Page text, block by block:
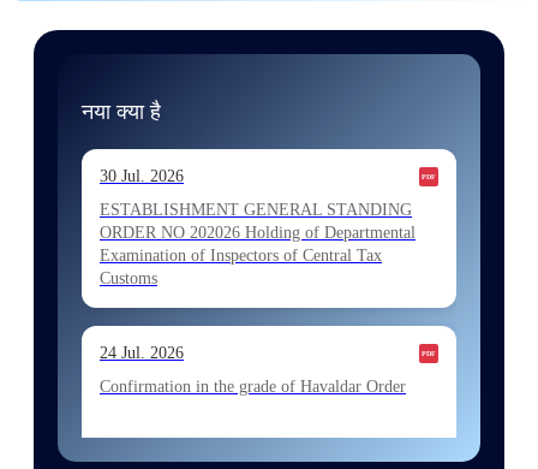
नया क्या है
30 Jul. 2026
ESTABLISHMENT GENERAL STANDING
ORDER NO 202026 Holding of Departmental
Examination of Inspectors of Central Tax
Customs
24 Jul. 2026
Confirmation in the grade of Havaldar Order